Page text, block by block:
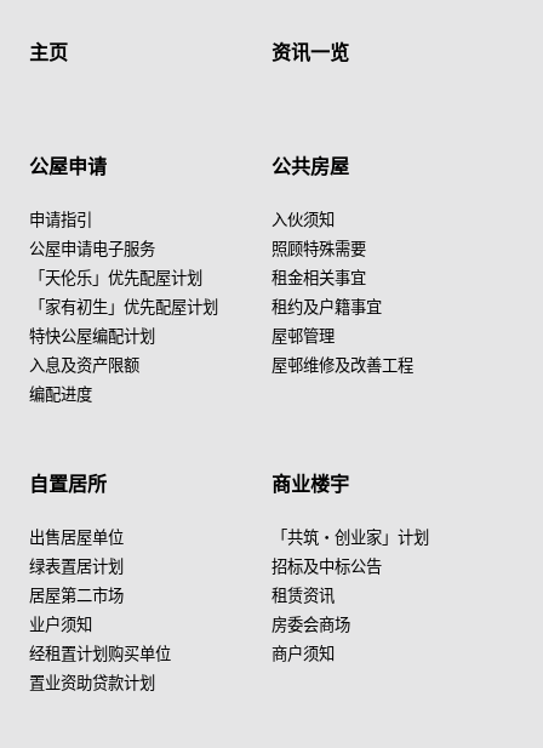
主页 资讯一览
公屋申请
申请指引
公屋申请电子服务
「天伦乐」优先配屋计划
「家有初生」优先配屋计划
特快公屋编配计划
入息及资产限额
编配进度
公共房屋
入伙须知
照顾特殊需要
租金相关事宜
租约及户籍事宜
屋邨管理
屋邨维修及改善工程
自置居所
出售居屋单位
绿表置居计划
居屋第二市场
业户须知
经租置计划购买单位
置业资助贷款计划
商业楼宇
「共筑・创业家」计划
招标及中标公告
租赁资讯
房委会商场
商户须知